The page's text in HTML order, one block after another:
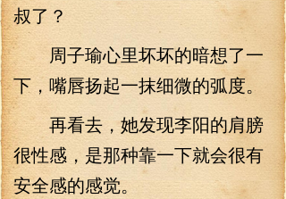
叔了？
周子瑜心里坏坏的暗想了一
下，嘴唇扬起一抹细微的弧度。
再看去，她发现李阳的肩膀
很性感，是那种靠一下就会很有
安全感的感觉。